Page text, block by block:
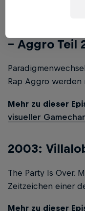
– Aggro Teil
Rap Aggro werden
Mehr zu dieser
visueller
2003:
The Party Is Over.
Zeitzeichen einer
Mehr zu dieser